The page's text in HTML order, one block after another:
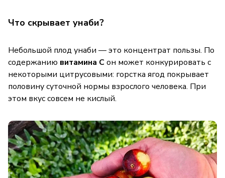
Что скрывает унаби?
Небольшой плод унаби — это концентрат пользы. По
содержанию витамина Cон может конкурировать с
некоторыми цитрусовыми: горстка ягод покрывает
половину суточной нормы взрослого человека. При
этом вкус совсем не кислый.